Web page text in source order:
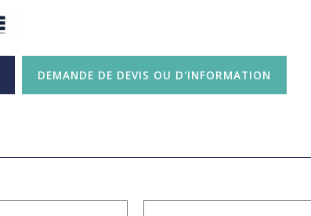
DEMANDE DE DEVIS OU D'INFORMATION